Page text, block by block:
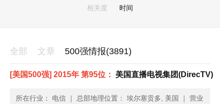
相关度 时间
全部 文章 500强情报(3891)
[美国500强] 2015年 第95位： 美国直播电视集团(DirecTV)
所在行业： 电信 ｜ 总部地理位置： 埃尔塞贡多, 美国 ｜ 营业